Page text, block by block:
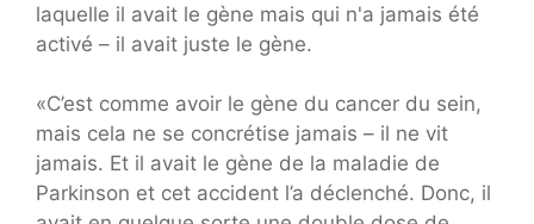
laquelle il avait le gène mais qui n'a jamais été
activé – il avait juste le gène.
«C’est comme avoir le gène du cancer du sein,
mais cela ne se concrétise jamais – il ne vit
jamais. Et il avait le gène de la maladie de
Parkinson et cet accident l’a déclenché. Donc, il